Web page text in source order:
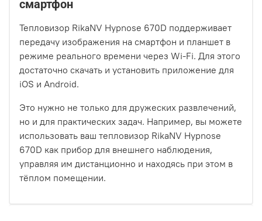
смартфон
Тепловизор RikaNV Hypnose 670D поддерживает
передачу изображения на смартфон и планшет в
режиме реального времени через Wi-Fi. Для этого
достаточно скачать и установить приложение для
iOS и Android.
Это нужно не только для дружеских развлечений,
но и для практических задач. Например, вы можете
использовать ваш тепловизор RikaNV Hypnose
670D как прибор для внешнего наблюдения,
управляя им дистанционно и находясь при этом в
тёплом помещении.